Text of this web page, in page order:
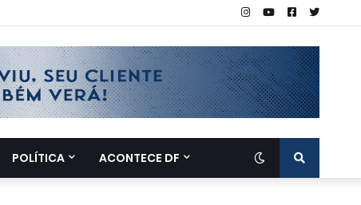
POLÍTICA ACONTECE DF